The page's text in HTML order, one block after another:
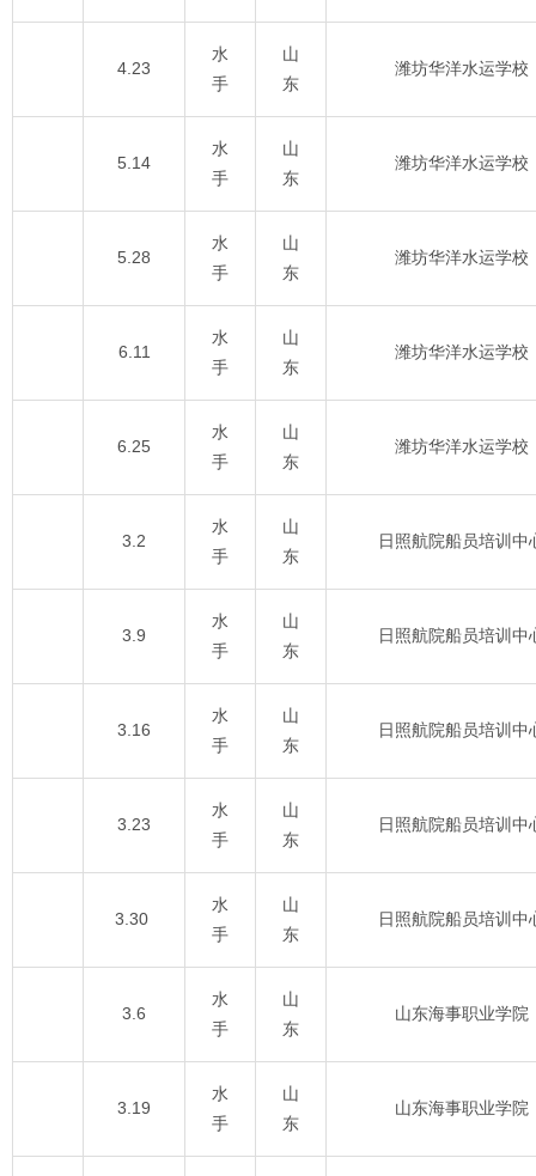
4.23
水
手
山
东
潍坊华洋水运学校
5.14
水
手
山
东
潍坊华洋水运学校
5.28
水
手
山
东
潍坊华洋水运学校
6.11
水
手
山
东
潍坊华洋水运学校
6.25
水
手
山
东
潍坊华洋水运学校
3.2
水
手
山
东
日照航院船员培训中
3.9
水
手
山
东
日照航院船员培训中
3.16
水
手
山
东
日照航院船员培训中
3.23
水
手
山
东
日照航院船员培训中
3.30
水
手
山
东
日照航院船员培训中
3.6
水
手
山
东
山东海事职业学院
3.19
水
手
山
东
山东海事职业学院